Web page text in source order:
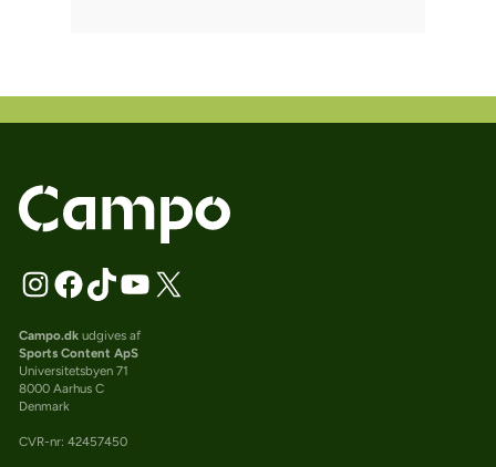
Campo.dkudgives af
Sports Content ApS
Universitetsbyen 71
8000 Aarhus C
Denmark
CVR-nr: 42457450